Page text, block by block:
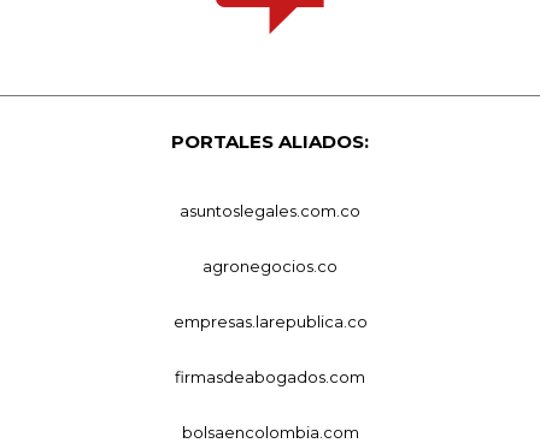
PORTALES ALIADOS:
asuntoslegales.com.co
agronegocios.co
empresas.larepublica.co
firmasdeabogados.com
bolsaencolombia.com